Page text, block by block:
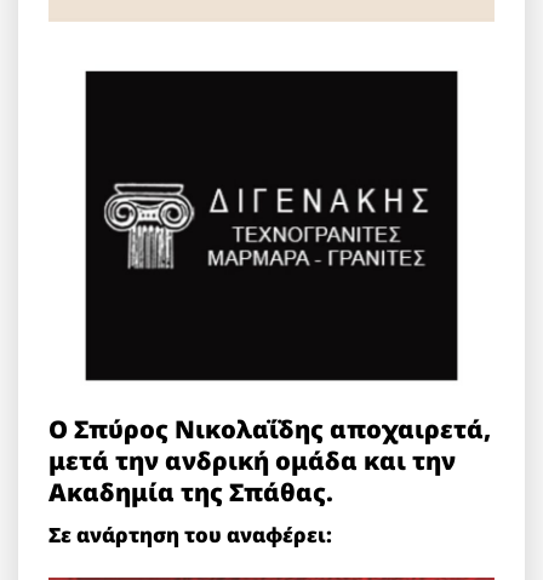
Ο Σπύρος Νικολαΐδης αποχαιρετά,
μετά την ανδρική ομάδα και την
Ακαδημία της Σπάθας.
Σε ανάρτηση του αναφέρει: